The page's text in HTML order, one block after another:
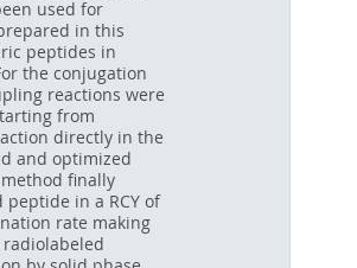
used for
in this
peptides in
the conjugation
reactions were
from
directly in the
and optimized
finally
in a RCY of
rate making
radiolabeled